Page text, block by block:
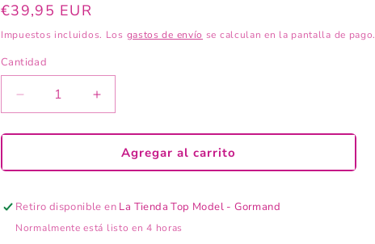
Precio
habitual
€39,95 EUR
Impuestos incluidos. Los gastos de envío se calculan en la pantalla de pago.
Cantidad
Reducir
cantidad
para
estuche
MUSIC
Aumentar
cantidad
para
TOPModel
estuche
MUSIC
Agregar al carrito
Retiro disponible en La Tienda Top Model - Gormand
Normalmente está listo en 4 horas